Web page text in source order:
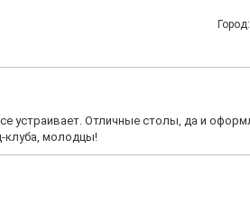
устраивает. Отличные столы, да и
клуба, молодцы!